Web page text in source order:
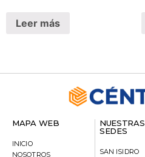
Leer más
MAPA WEB
INICIO
NOSOTROS
NUESTRAS
SEDES
SAN ISIDRO